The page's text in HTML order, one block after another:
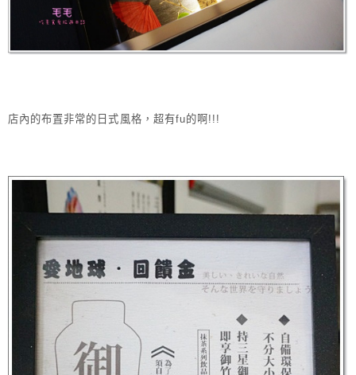
店內的布置非常的日式風格，超有fu的啊!!!